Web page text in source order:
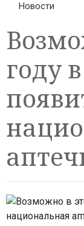
Новости
году